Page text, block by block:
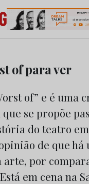
as notícias sobre os
of para ver
of” e é uma
se propõe
do teatro
de que há
arte, por
em cena na